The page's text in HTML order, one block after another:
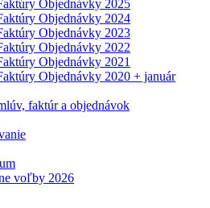
Objednávky 2025
Objednávky 2024
Objednávky 2023
Objednávky 2022
Objednávky 2021
Objednávky 2020 + január
faktúr a objednávok
voľby 2026